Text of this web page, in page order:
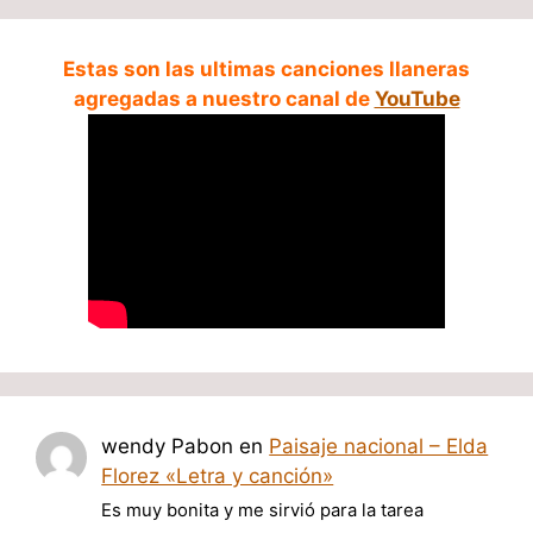
Estas son las ultimas canciones llaneras
agregadas a nuestro canal de YouTube
wendy Pabon en Paisaje nacional – Elda
Florez «Letra y canción»
Es muy bonita y me sirvió para la tarea